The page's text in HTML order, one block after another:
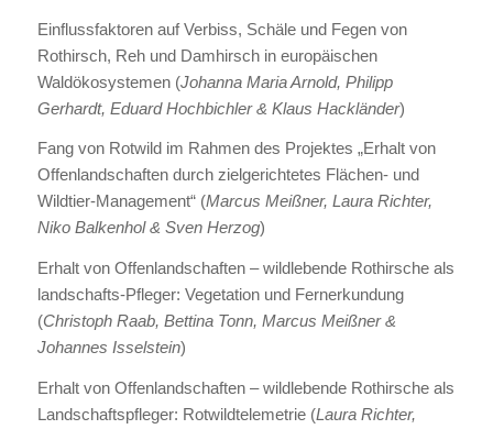
Einflussfaktoren auf Verbiss, Schäle und Fegen von
Rothirsch, Reh und Damhirsch in europäischen
Waldökosystemen (Johanna Maria Arnold, Philipp
Gerhardt, Eduard Hochbichler & Klaus Hackländer)
Fang von Rotwild im Rahmen des Projektes „Erhalt von
Offenlandschaften durch zielgerichtetes Flächen- und
Wildtier-Management“ (Marcus Meißner, Laura Richter,
Niko Balkenhol & Sven Herzog)
Erhalt von Offenlandschaften – wildlebende Rothirsche als
landschafts-Pfleger: Vegetation und Fernerkundung
(Christoph Raab, Bettina Tonn, Marcus Meißner &
Johannes Isselstein)
Erhalt von Offenlandschaften – wildlebende Rothirsche als
Landschaftspfleger: Rotwildtelemetrie (Laura Richter,